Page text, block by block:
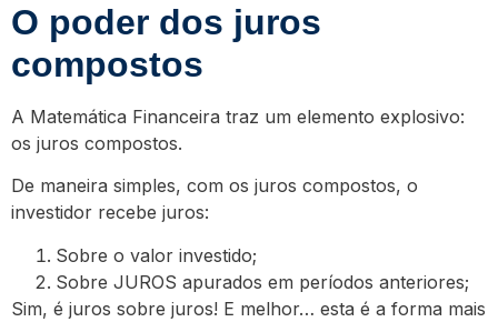
O poder dos juros
compostos
A Matemática Financeira traz um elemento explosivo:
os juros compostos.
De maneira simples, com os juros compostos, o
investidor recebe juros:
Sobre o valor investido;
Sobre JUROS apurados em períodos anteriores;
Sim, é juros sobre juros! E melhor… esta é a forma mais